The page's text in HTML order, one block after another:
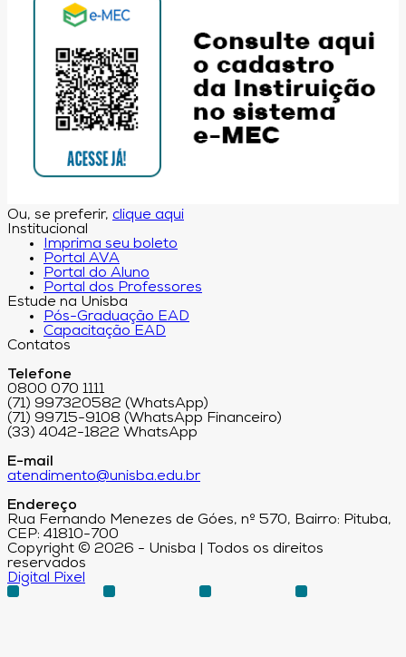
Ou, se preferir, clique aqui
Institucional
Imprima seu boleto
Portal AVA
Portal do Aluno
Portal dos Professores
Estude na Unisba
Pós-Graduação EAD
Capacitação EAD
Contatos
Telefone
0800 070 1111
(71) 997320582 (WhatsApp)
(71) 99715-9108 (WhatsApp Financeiro)
(33) 4042-1822 WhatsApp
E-mail
atendimento@unisba.edu.br
Endereço
Rua Fernando Menezes de Góes, nº 570, Bairro: Pituba,
CEP: 41810-700
Copyright © 2026 - Unisba | Todos os direitos
reservados
Digital Pixel